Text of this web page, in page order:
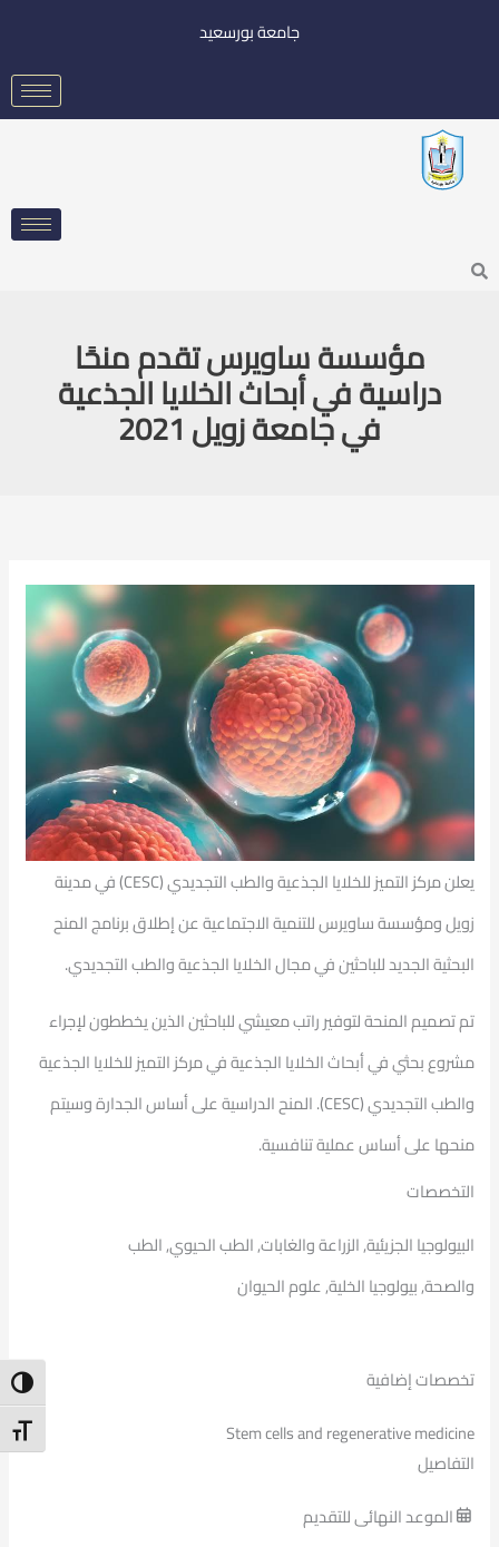
جامعة بورسعيد
Search
مؤسسة ساويرس تقدم منحًا
دراسية في أبحاث الخلايا الجذعية
في جامعة زويل 2021
يعلن مركز التميز للخلايا الجذعية والطب التجديدي (CESC) في مدينة
زويل ومؤسسة ساويرس للتنمية الاجتماعية عن إطلاق برنامج المنح
البحثية الجديد للباحثين في مجال الخلايا الجذعية والطب التجديدي.
تم تصميم المنحة لتوفير راتب معيشي للباحثين الذين يخططون لإجراء
مشروع بحثي في ​​أبحاث الخلايا الجذعية في مركز التميز للخلايا الجذعية
والطب التجديدي (CESC). المنح الدراسية على أساس الجدارة وسيتم
منحها على أساس عملية تنافسية.
التخصصات
البيولوجيا الجزيئية, الزراعة والغابات, الطب الحيوي, الطب
والصحة, بيولوجيا الخلية, علوم الحيوان
تخصصات إضافية
Stem cells and regenerative medicine
التفاصيل
الموعد النهائى للتقديم